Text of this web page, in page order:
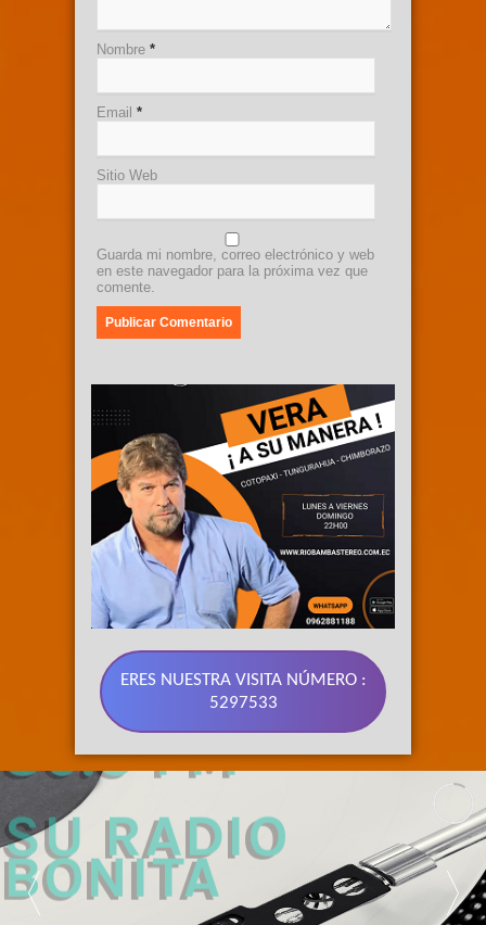
Nombre *
Email *
Sitio Web
Guarda mi nombre, correo electrónico y web
en este navegador para la próxima vez que
comente.
ERES NUESTRA VISITA NÚMERO :
5297533
89.3 FM
SU RADIO